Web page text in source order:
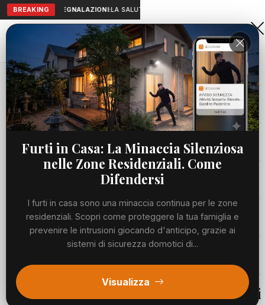
BREAKING SEGNALAZIONI:LA SALUTE A PORTATA DI MANO:
Aranova • NET
PORTALE UTILE AL TERRITORIO
Home
Cronaca
Viabilità
Meteo
Segnalazioni
Furti in Casa: La Minaccia Silenziosa
nelle Zone Residenziali. Come
Difendersi
I furti in casa sono una minaccia continua per le zone
residenziali. Scopri come proteggere la tua famiglia e
prevenire le intrusioni giocando d'anticipo, grazie ai
sistemi di sicurezza domotici di...
Visualizza